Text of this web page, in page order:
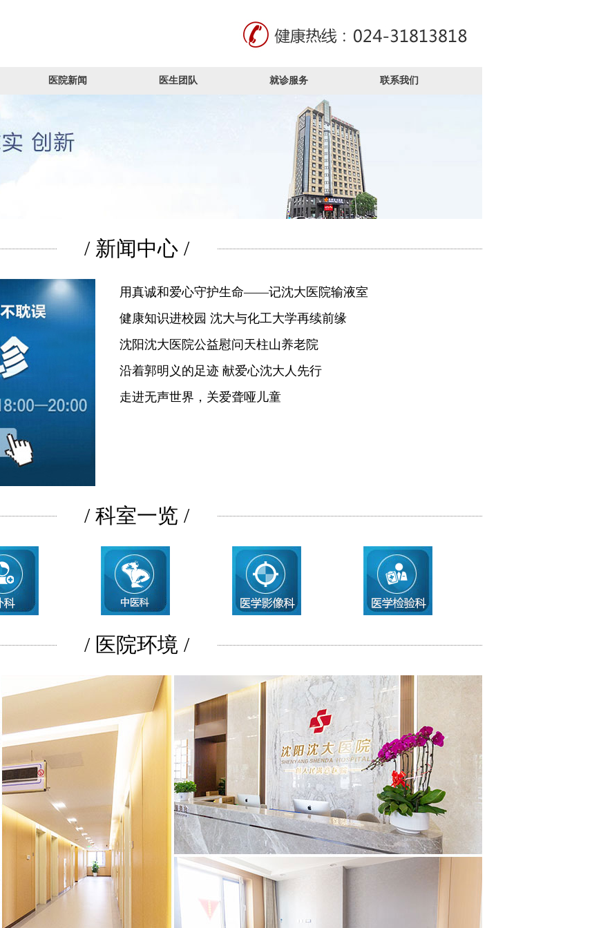
医院新闻 医生团队 就诊服务 联系我们
/ 新闻中心 /
用真诚和爱心守护生命——记沈大医院输液室
健康知识进校园 沈大与化工大学再续前缘
沈阳沈大医院公益慰问天柱山养老院
沿着郭明义的足迹 献爱心沈大人先行
走进无声世界，关爱聋哑儿童
/ 科室一览 /
/ 医院环境 /